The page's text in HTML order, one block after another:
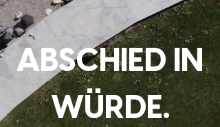
ABSCHIED IN
WÜRDE.